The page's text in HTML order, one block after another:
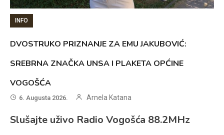
INFO
DVOSTRUKO PRIZNANJE ZA EMU JAKUBOVIĆ:
SREBRNA ZNAČKA UNSA I PLAKETA OPĆINE
VOGOŠĆA
6. Augusta 2026. Arnela Katana
Slušajte uživo Radio Vogošća 88.2MHz